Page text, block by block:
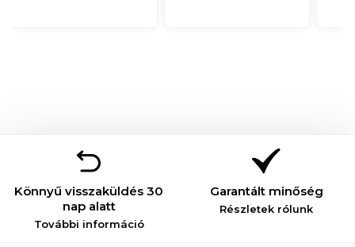
Könnyű visszaküldés 30
nap alatt
További információ
Garantált minőség
Részletek rólunk